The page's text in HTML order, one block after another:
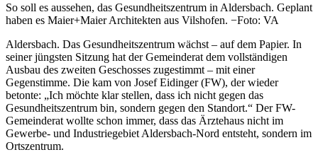
So soll es aussehen, das Gesundheitszentrum in Aldersbach. Geplant
haben es Maier+Maier Architekten aus Vilshofen. −Foto: VA
Aldersbach. Das Gesundheitszentrum wächst – auf dem Papier. In
seiner jüngsten Sitzung hat der Gemeinderat dem vollständigen
Ausbau des zweiten Geschosses zugestimmt – mit einer
Gegenstimme. Die kam von Josef Eidinger (FW), der wieder
betonte: „Ich möchte klar stellen, dass ich nicht gegen das
Gesundheitszentrum bin, sondern gegen den Standort.“ Der FW-
Gemeinderat wollte schon immer, dass das Ärztehaus nicht im
Gewerbe- und Industriegebiet Aldersbach-Nord entsteht, sondern im
Ortszentrum.